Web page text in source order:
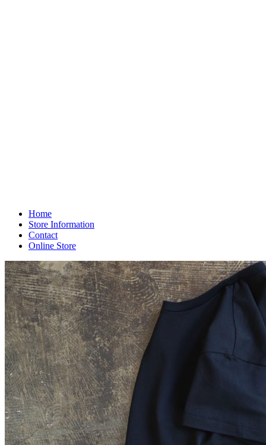
Home
Store Information
Contact
Online Store